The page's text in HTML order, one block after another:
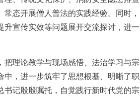
态开展僧人普法的实践经验。同时，
升宣传实效等问题展开交流探讨，进一
理论教学与现场感悟、法治学习与宗
，进一步筑牢了思想根基、明晰了职
记殷殷嘱托，自觉践行新时代党的宗